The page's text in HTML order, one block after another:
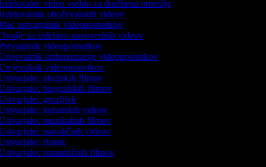
video vsebin za družbena omrežja
oboževalskih videov
ustvarjalnik videoposnetkov
za izdelavo napovednih videov
videoposnetkov
sinhronizacije videoposnetkov
videoposnetkov
akcijskih filmov
biografskih filmov
grozljivk
kuharskih videov
muzikalnih filmov
parodičnih videov
risank
romantičnih filmov